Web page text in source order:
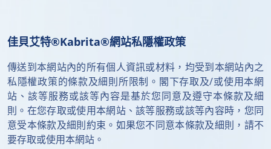
佳貝艾特®Kabrita®網站私隱權政策
傳送到本網站內的所有個人資訊或材料，均受到本網站內之
私隱權政策的條款及細則所限制。閣下存取及/或使用本網
站、該等服務或該等內容是基於您同意及遵守本條款及細
則。在您存取或使用本網站、該等服務或該等內容時，您同
意受本條款及細則約束。如果您不同意本條款及細則，請不
要存取或使用本網站。